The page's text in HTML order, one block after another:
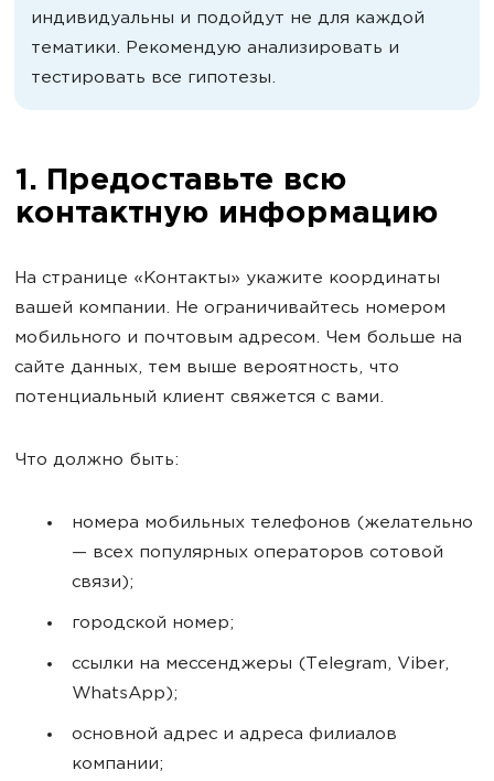
индивидуальны и подойдут не для каждой
тематики. Рекомендую анализировать и
тестировать все гипотезы.
1. Предоставьте всю
контактную информацию
На странице «Контакты» укажите координаты
вашей компании. Не ограничивайтесь номером
мобильного и почтовым адресом. Чем больше на
сайте данных, тем выше вероятность, что
потенциальный клиент свяжется с вами.
Что должно быть:
номера мобильных телефонов (желательно
— всех популярных операторов сотовой
связи);
городской номер;
ссылки на мессенджеры (Telegram, Viber,
WhatsApp);
основной адрес и адреса филиалов
компании;